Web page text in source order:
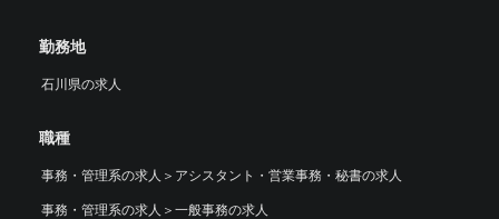
勤務地
石川県の求人
職種
事務・管理系の求人 ＞ アシスタント・営業事務・秘書の求人
事務・管理系の求人 ＞ 一般事務の求人